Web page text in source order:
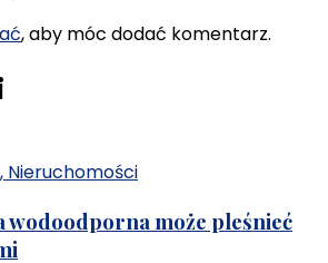
, aby móc dodać komentarz.
Nieruchomości
wodoodporna może pleśnieć